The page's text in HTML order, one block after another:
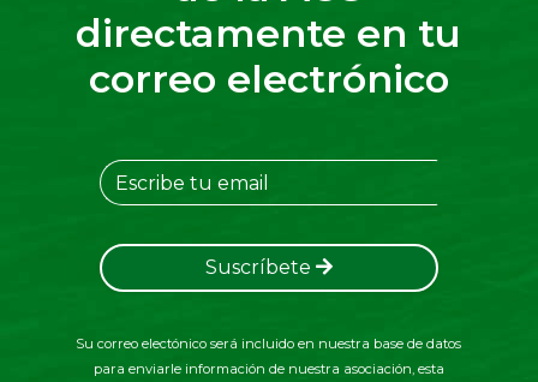
directamente en tu
correo electrónico
Suscríbete
Su correo electónico será incluido en nuestra base de datos
para enviarle información de nuestra asociación, esta